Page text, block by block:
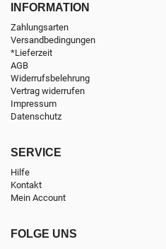
INFORMATION
Zahlungsarten
Versandbedingungen
*Lieferzeit
AGB
Widerrufsbelehrung
Vertrag widerrufen
Impressum
Datenschutz
SERVICE
Hilfe
Kontakt
Mein Account
FOLGE UNS